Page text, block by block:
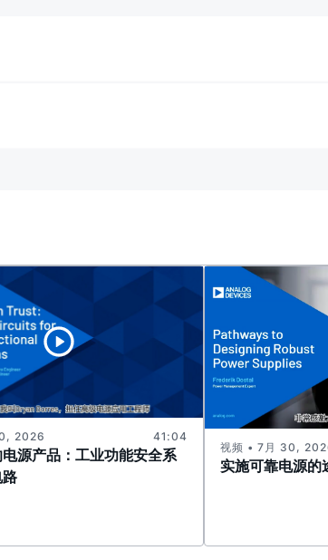
源产品：工业功能安全系
2026 41:04
实施可靠电源的
视频 • 7月 30,